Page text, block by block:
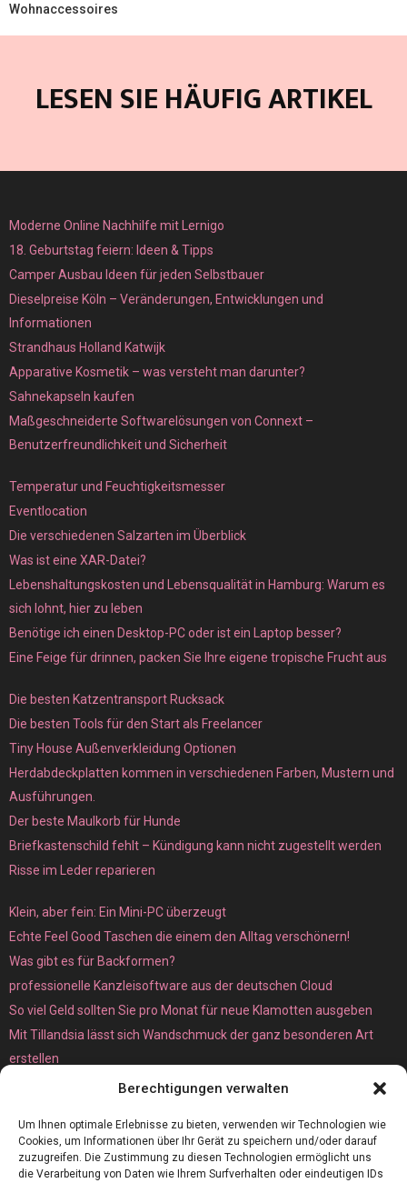
Berechtigungen verwalten
Um Ihnen optimale Erlebnisse zu bieten, verwenden wir Technologien wie
Cookies, um Informationen über Ihr Gerät zu speichern und/oder darauf
zuzugreifen. Die Zustimmung zu diesen Technologien ermöglicht uns
die Verarbeitung von Daten wie Ihrem Surfverhalten oder eindeutigen IDs
Wohnaccessoires
LESEN SIE HÄUFIG ARTIKEL
Moderne Online Nachhilfe mit Lernigo
18. Geburtstag feiern: Ideen & Tipps
Camper Ausbau Ideen für jeden Selbstbauer
Dieselpreise Köln – Veränderungen, Entwicklungen und
Informationen
Strandhaus Holland Katwijk
Apparative Kosmetik – was versteht man darunter?
Sahnekapseln kaufen
Maßgeschneiderte Softwarelösungen von Connext –
Benutzerfreundlichkeit und Sicherheit
Temperatur und Feuchtigkeitsmesser
Eventlocation
Die verschiedenen Salzarten im Überblick
Was ist eine XAR-Datei?
Lebenshaltungskosten und Lebensqualität in Hamburg: Warum es
sich lohnt, hier zu leben
Benötige ich einen Desktop-PC oder ist ein Laptop besser?
Eine Feige für drinnen, packen Sie Ihre eigene tropische Frucht aus
Die besten Katzentransport Rucksack
Die besten Tools für den Start als Freelancer
Tiny House Außenverkleidung Optionen
Herdabdeckplatten kommen in verschiedenen Farben, Mustern und
Ausführungen.
Der beste Maulkorb für Hunde
Briefkastenschild fehlt – Kündigung kann nicht zugestellt werden
Risse im Leder reparieren
Klein, aber fein: Ein Mini-PC überzeugt
Echte Feel Good Taschen die einem den Alltag verschönern!
Was gibt es für Backformen?
professionelle Kanzleisoftware aus der deutschen Cloud
So viel Geld sollten Sie pro Monat für neue Klamotten ausgeben
Mit Tillandsia lässt sich Wandschmuck der ganz besonderen Art
erstellen
Unterschied zwischen Bare-Metal- und Dedicated Server